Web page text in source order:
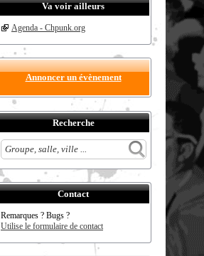
Va voir ailleurs
Agenda - Chpunk.org
Annoncer un évènement
Recherche
Contact
Remarques ? Bugs ?
Utilise le formulaire de contact